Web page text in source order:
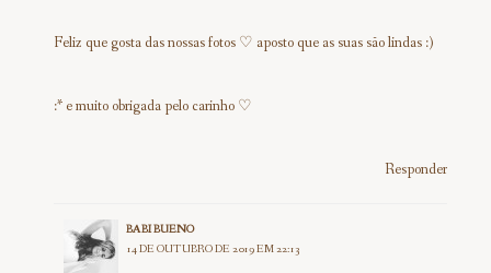
Feliz que gosta das nossas fotos ♡ aposto que as suas são lindas :)
:* e muito obrigada pelo carinho ♡
Responder
BABI BUENO
14 DE OUTUBRO DE 2019 EM 22:13